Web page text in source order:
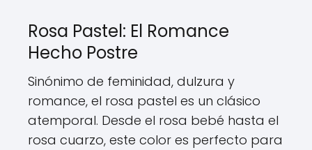
Rosa Pastel: El Romance
Hecho Postre
Sinónimo de feminidad, dulzura y
romance, el rosa pastel es un clásico
atemporal. Desde el rosa bebé hasta el
rosa cuarzo, este color es perfecto para